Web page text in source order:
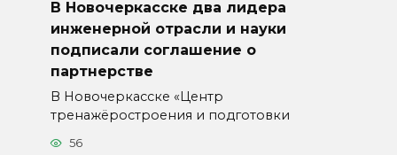
В Новочеркасске два лидера
инженерной отрасли и науки
подписали соглашение о
партнерстве
В Новочеркасске «Центр
тренажёростроения и подготовки
56